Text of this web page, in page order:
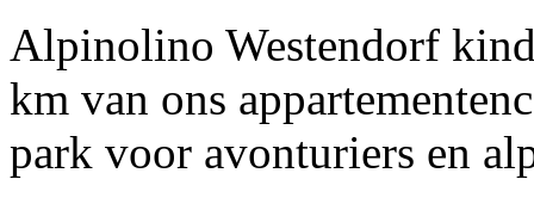
Alpinolino Westendorf
km van ons
park voor avonturiers en